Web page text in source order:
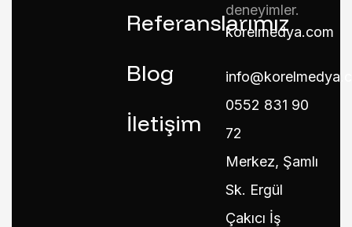
Referanslarımız
Blog
İletişim
deneyimler.
korelmedya.com
0552 831 90
72
Merkez, Şamlı
Sk. Ergül
Çakıcı İş